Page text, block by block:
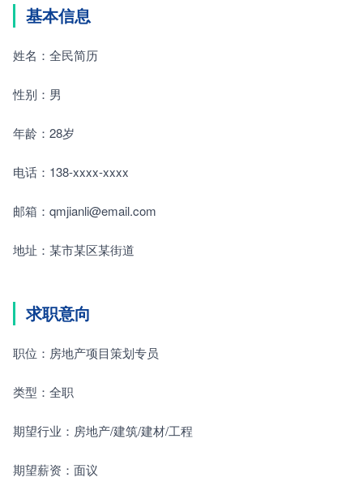
基本信息
姓名：全民简历
性别：男
年龄：28岁
电话：138-xxxx-xxxx
邮箱：qmjianli@email.com
地址：某市某区某街道
求职意向
职位：房地产项目策划专员
类型：全职
期望行业：房地产/建筑/建材/工程
期望薪资：面议